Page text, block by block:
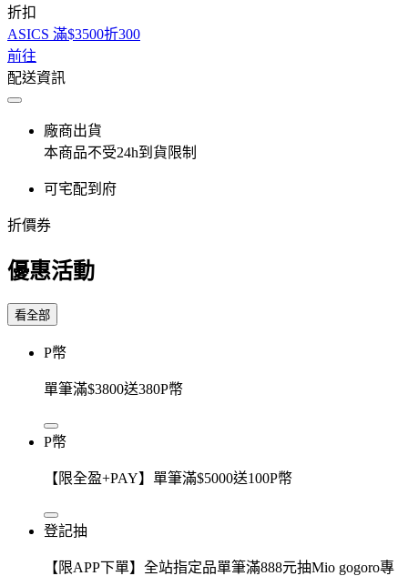
折扣
ASICS 滿$3500折300
前往
配送資訊
廠商出貨
本商品不受24h到貨限制
可宅配到府
折價券
優惠活動
看全部
P幣
單筆滿$3800送380P幣
P幣
【限全盈+PAY】單筆滿$5000送100P幣
登記抽
【限APP下單】全站指定品單筆滿888元抽Mio gogoro專